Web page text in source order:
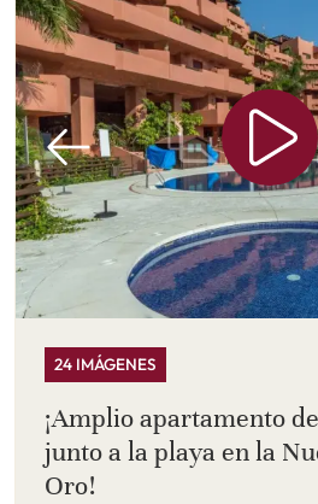
24 IMÁGENES
¡Amplio apartamento
junto a la playa en la
Oro!